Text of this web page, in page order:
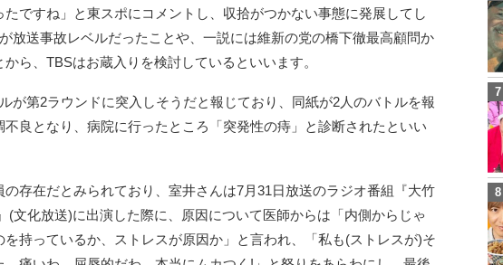
たですね」と東スポにコメントし、収拾がつかない事態に発展してし
放送事故レベルだったことや、一説には維新の党の橋下徹最高顧問か
ら、TBSはお蔵入りを検討しているといいます。
が第2ラウンドに突入しそうだと報じており、同紙が2人のバトルを報
不良となり、病院に行ったところ「突発性の痔」と診断されたといい
の存在だとみられており、室井さんは7月31日放送のラジオ番組『大竹
(文化放送)に出演した際に、原因について医師からは「内側からじゃ
持っているか、ストレスが原因か」と言われ、「私も(ストレスが)そ